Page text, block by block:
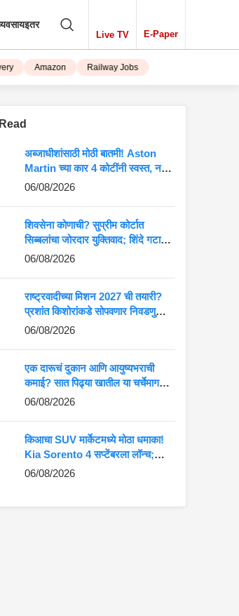
इतर
Live TV E-Paper
Amazon Railway Jobs iPhone 15
अब्जाधीशांसाठी मोठी बातमी! Aston
Martin च्या कार 4 कोटींनी स्वस्त, नवीन
किंमत पाहून बसेल धक्का
06/08/2026
शिवसेना कोणाची? सुप्रीम कोर्टात
सिब्बलांचा जोरदार युक्तिवाद; शिंदे गटाच्या
अडचणी वाढणार?
06/08/2026
राष्ट्रवादीच्या मिशन 2027 ची तयारी?
प्रशांत किशोरांकडे सोपवणार निवडणुकीची
कमान?
06/08/2026
एक दारूचं दुकान आणि आयुष्यभराची
कमाई? सात पिढ्या खातील या चर्चेमागचं
खरं गणित जाणून घ्या
06/08/2026
किआचा SUV मार्केटमध्ये मोठा धमाका!
Kia Sorento 4 सप्टेंबरला लॉन्च;
Fortuner-Kodiaq ला देणार थेट
06/08/2026